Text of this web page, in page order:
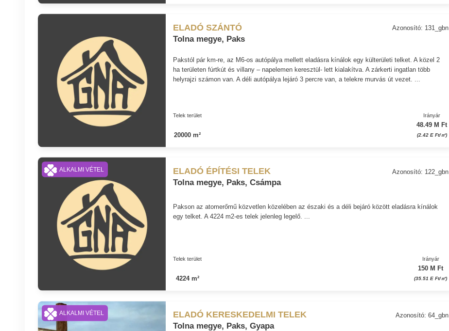
ELADÓ SZÁNTÓ
Tolna megye, Paks
Azonosító: 131_gbn
Pakstól pár km-re, az M6-os autópálya mellett eladásra kínálok egy külterületi telket. A közel 2
ha területen fúrtkút és villany – napelemen keresztül- lett kialakítva. A zárkerti ingatlan több
helyrajzi számon van. A déli autópálya lejáró 3 percre van, a telekre murvás út vezet. ...
Telek terület
20000 m²
Irányár
48.49 M Ft
(2.42 E Ft/㎡)
ELADÓ ÉPÍTÉSI TELEK
Tolna megye, Paks, Csámpa
Azonosító: 122_gbn
Pakson az atomerőmű közvetlen közelében az északi és a déli bejáró között eladásra kínálok
egy telket. A 4224 m2-es telek jelenleg legelő. ...
Telek terület
4224 m²
Irányár
150 M Ft
(35.51 E Ft/㎡)
ALKALMI VÉTEL
ELADÓ KERESKEDELMI TELEK
Tolna megye, Paks, Gyapa
Azonosító: 64_gbn
ALKALMI VÉTEL